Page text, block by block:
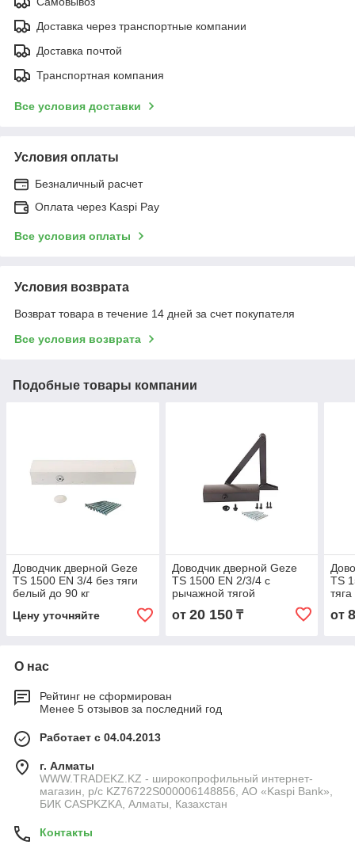
Доставка через транспортные компании
Доставка почтой
Транспортная компания
Все условия доставки
Условия оплаты
Безналичный расчет
Оплата через Kaspi Pay
Все условия оплаты
Условия возврата
Возврат товара в течение 14 дней за счет покупателя
Все условия возврата
Подобные товары компании
Доводчик дверной Geze
TS 1500 EN 3/4 без тяги
белый до 90 кг
Цену уточняйте
Доводчик дверной Geze
TS 1500 EN 2/3/4 с
рычажной тягой
коричневый до 90 кг
от 20 150₸
TS
от
О нас
Рейтинг не сформирован
Менее 5 отзывов за последний год
Работает с 04.04.2013
г. Алматы
WWW.TRADEKZ.KZ - широкопрофильный интернет-
магазин, р/с KZ76722S000006148856, АО «Kaspi Bank»,
БИК CASPKZKA, Алматы, Казахстан
Контакты